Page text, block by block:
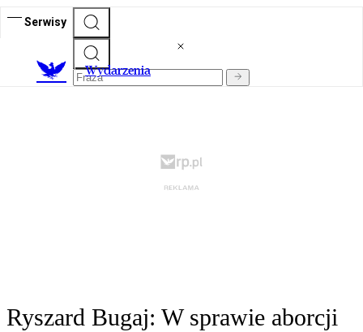
Serwisy
Wydarzenia
Ryszard Bugaj: W sprawie aborcji